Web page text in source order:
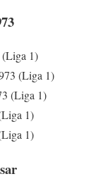
(Liga 1)
(Liga 1)
(Liga 1)
1)
1)